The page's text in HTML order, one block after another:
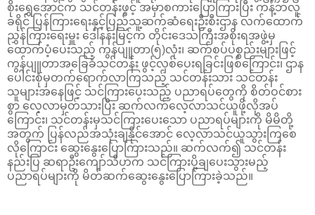
စိုးရွှေအောင်က သင်တန်းဖွင့် အမှာစကားပြောကြားပြီး ကန့်ဘလူ
ခရိုင် ပြန်ကြားရေးနှင့်ပြည်သူ့ဆက်ဆံရေးဦးစီးဌာန လက်ထောက်
ညွှန်ကြားရေးမှူး ဒေါ်နန်းမြင့်က တိုင်းဒေသကြီးအစိုးရအဖွဲ့မှ
ထောက်ပံ့ပေးသည့် ကွန်ပျူတာ(၅)လုံး၊ ဆက်စပ်ပစ္စည်းများဖြင့်
ကွန်ပျူတာအခြေခံသင်တန်း ဖွင့်လှစ်ပေးရခြင်းဖြစ်ကြောင်း၊ ဌာန
ပေါင်းစုံမှတက်ရောက်လာကြသည့် သင်တန်းသား သင်တန်း
သူများအနေဖြင့် သင်ကြားပေးသည့် ပညာရပ်တွေကို စိတ်ဝင်စား
စွာ လေ့လာမှတ်သားပြီး ဆက်လက်လေ့လာသင်ယူဖို့လိုအပ်
ကြောင်း၊ သင်တန်းမှသင်ကြားပေးသော ပညာရပ်များကို မိမိတို့
အတွက် ပြန်လည်အသုံးချနိုင်အောင် လေ့လာသင်ယူသွားကြစေ
လိုကြောင်း ဆွေးနွေးပြောကြားသည်။ ဆက်လက်၍ သင်တန်း
နည်းပြ ဆရာဦးကျော်သီဟက သင်ကြားပို့ချပေးသွားမည့်
ပညာရပ်များကို မိတ်ဆက်ဆွေးနွေးပြောကြားခဲ့သည်။